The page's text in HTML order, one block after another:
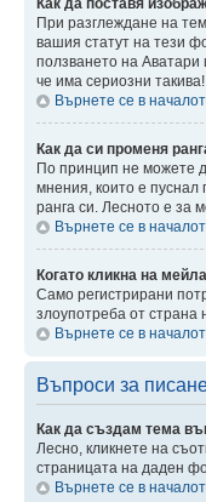
При разглеждане на
вашия статут на тези
ползването на Аватари
че има сериозни такива!
Върнете се в
Как да си променя
По принцип не можете
мнения, които е
ранга си. Лесното е за
Върнете се в
Когато кликна на
Само регистрирани
злоупотреба от страна
Върнете се в
Въпроси за
Как да създам тема
Лесно, кликнете на
страницата на даден
Върнете се в